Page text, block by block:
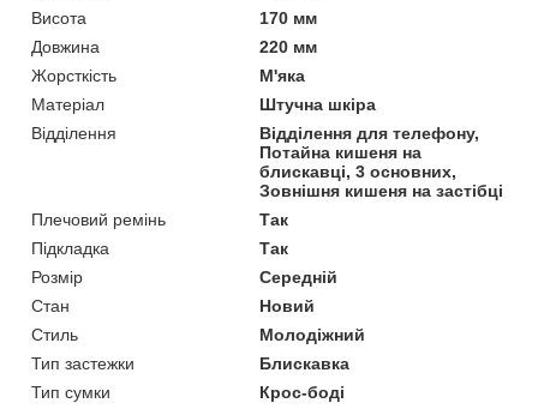
Висота
170 мм
Довжина
220 мм
Жорсткість
М'яка
Матеріал
Штучна шкіра
Відділення
Відділення для телефону,
Потайна кишеня на
блискавці, 3 основних,
Зовнішня кишеня на застібці
Плечовий ремінь
Так
Підкладка
Так
Розмір
Середній
Стан
Новий
Стиль
Молодіжний
Тип застежки
Блискавка
Тип сумки
Крос-боді